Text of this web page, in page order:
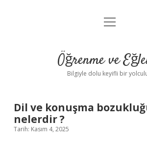
Anasayfa
Yasal Uyarı
menüyü
Öğrenme ve
Bilgiyle dolu keyifli bir
Dil ve konuşma
nelerdir ?
Tarih: Kasım 4, 2025